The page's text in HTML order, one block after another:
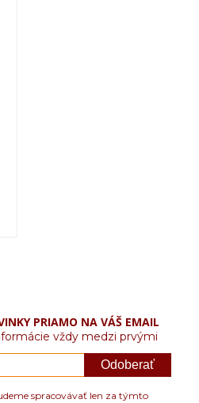
PRIAMO NA VÁŠ EMAIL
vždy medzi prvými
Odoberať
spracovávať len za týmto